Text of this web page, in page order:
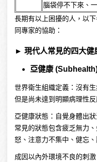
腦袋停不下來 、
長期有以上困擾的人，以
同專家的協助：
► 現代人常見的四大健
亞健康
世界衛生組織定義：沒有
但是尚未達到明顯病理性反
亞健康狀態：自覺身體出
常見的狀態包含疲乏無力
怒、注意力不集中、健忘、
成因以內外環境不良的刺